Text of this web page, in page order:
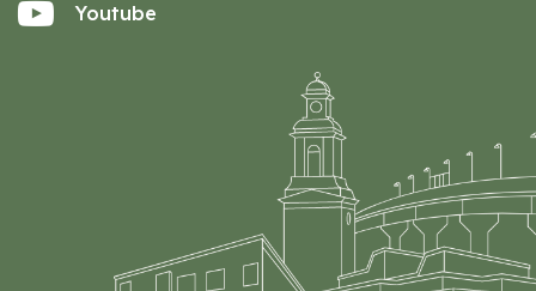
Youtube